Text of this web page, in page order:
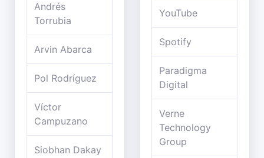
Andrés
Torrubia
Arvin Abarca
Pol Rodríguez
Víctor
Campuzano
Siobhan Dakay
YouTube
Spotify
Paradigma
Digital
Verne
Technology
Group